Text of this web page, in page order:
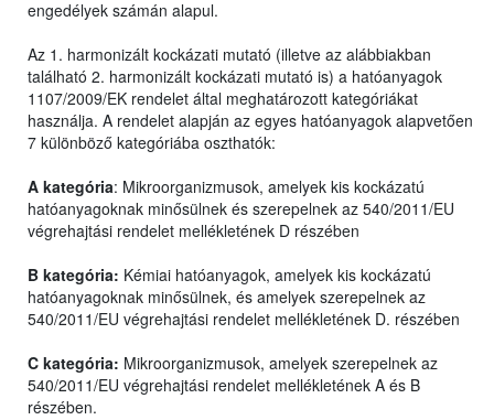
engedélyek számán alapul.
Az 1. harmonizált kockázati mutató (illetve az alábbiakban
található 2. harmonizált kockázati mutató is) a hatóanyagok
1107/2009/EK rendelet által meghatározott kategóriákat
használja. A rendelet alapján az egyes hatóanyagok alapvetően
7 különböző kategóriába oszthatók:
A kategória: Mikroorganizmusok, amelyek kis kockázatú
hatóanyagoknak minősülnek és szerepelnek az 540/2011/EU
végrehajtási rendelet mellékletének D részében
B kategória: Kémiai hatóanyagok, amelyek kis kockázatú
hatóanyagoknak minősülnek, és amelyek szerepelnek az
540/2011/EU végrehajtási rendelet mellékletének D. részében
C kategória: Mikroorganizmusok, amelyek szerepelnek az
540/2011/EU végrehajtási rendelet mellékletének A és B
részében.